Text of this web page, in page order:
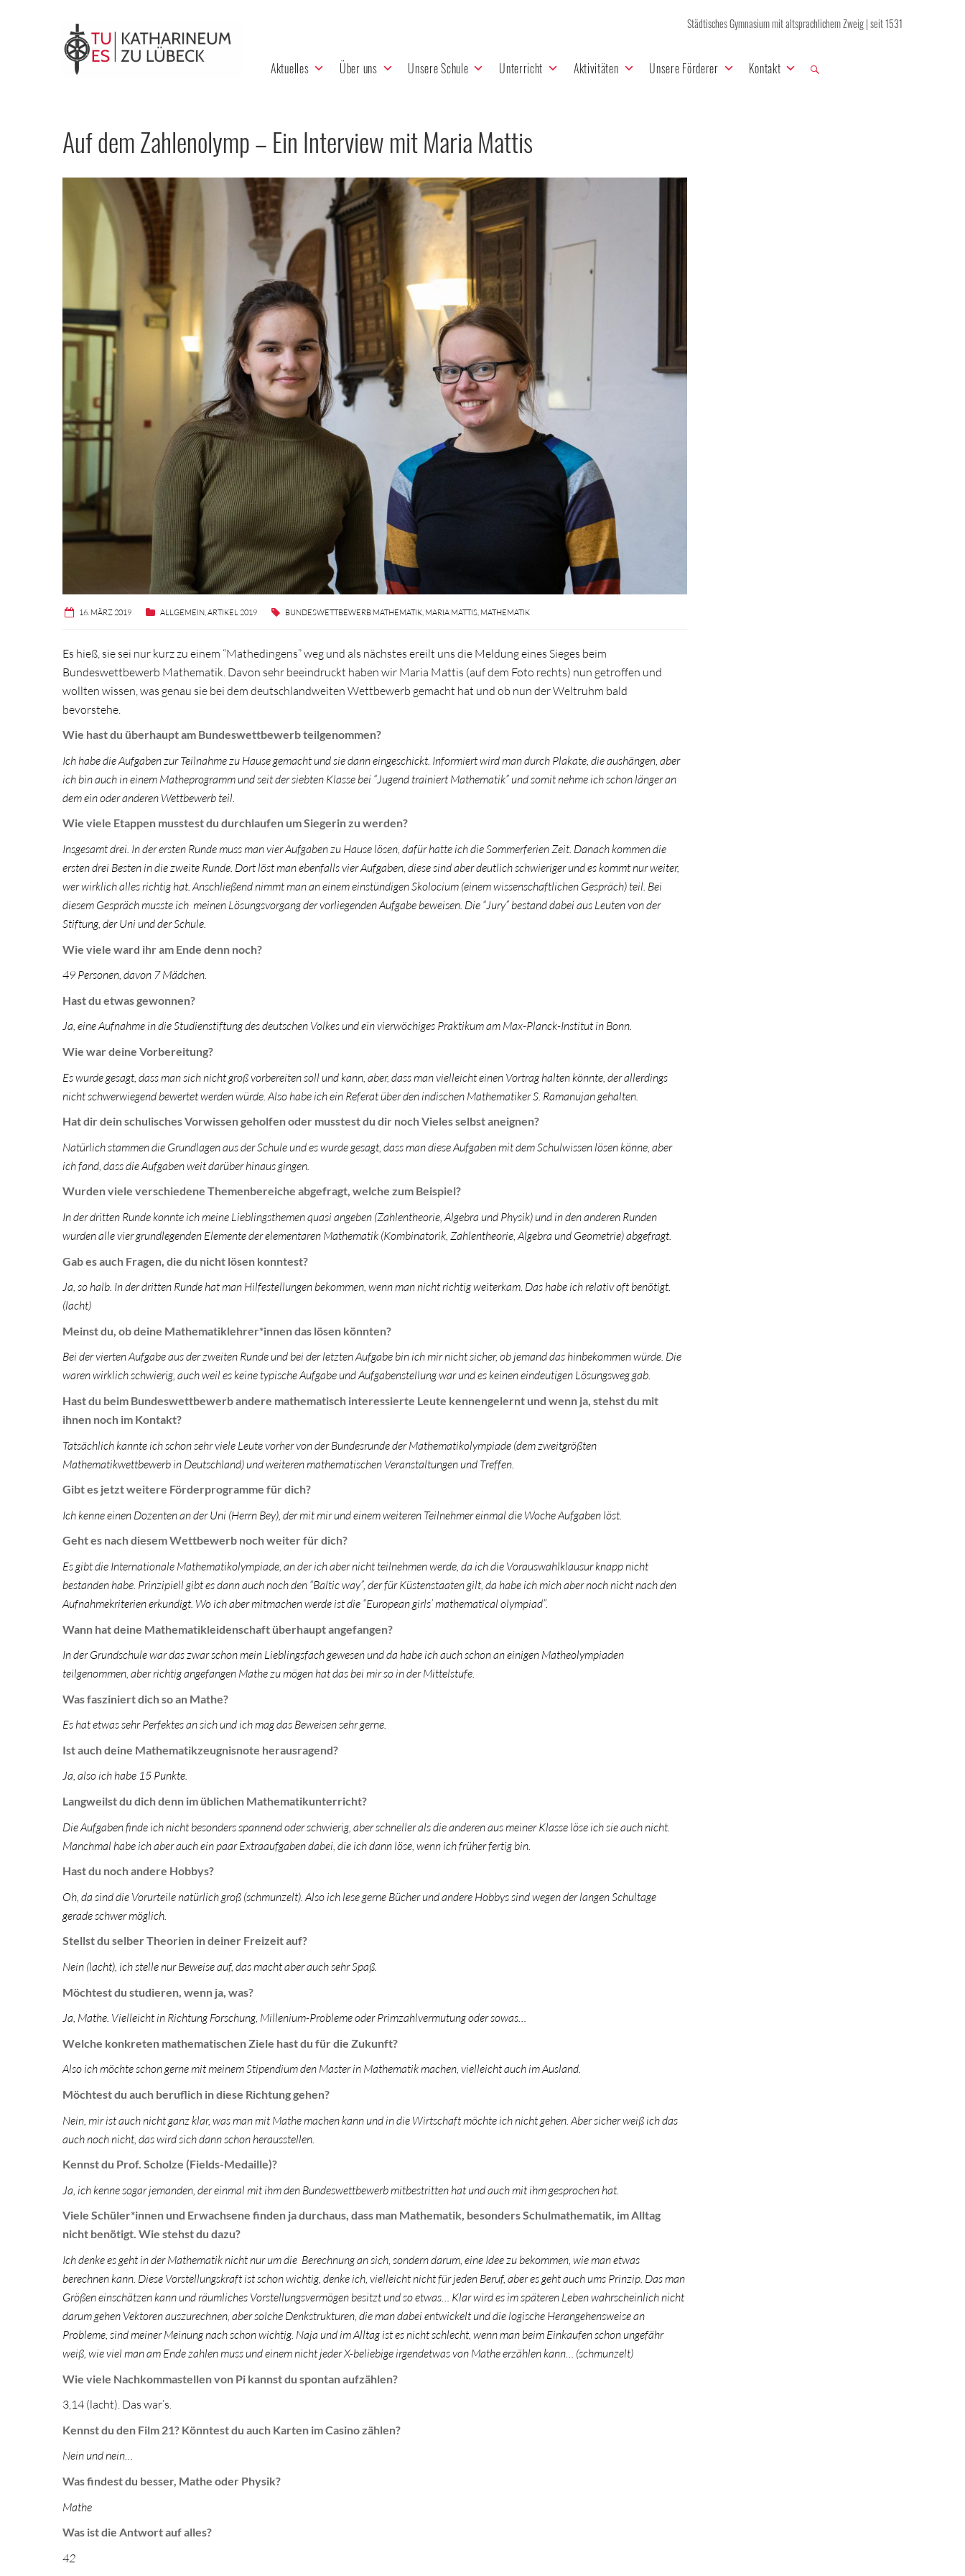
Städtisches Gymnasium mit altsprachlichem Zweig | seit 1531
Aktuelles Über uns Unsere Schule Unterricht Aktivitäten Unsere Förderer Kontakt
Auf dem Zahlenolymp – Ein Interview mit Maria Mattis
16. MÄRZ 2019 ALLGEMEIN,ARTIKEL 2019 BUNDESWETTBEWERB MATHEMATIK, MARIA MATTIS, MATHEMATIK
Es hieß, sie sei nur kurz zu einem “Mathedingens” weg und als nächstes ereilt uns die Meldung eines Sieges beim
Bundeswettbewerb Mathematik. Davon sehr beeindruckt haben wir Maria Mattis (auf dem Foto rechts) nun getroffen und
wollten wissen, was genau sie bei dem deutschlandweiten Wettbewerb gemacht hat und ob nun der Weltruhm bald
bevorstehe.
Wie hast du überhaupt am Bundeswettbewerb teilgenommen?
Ich habe die Aufgaben zur Teilnahme zu Hause gemacht und sie dann eingeschickt. Informiert wird man durch Plakate, die aushängen, aber
ich bin auch in einem Matheprogramm und seit der siebten Klasse bei “Jugend trainiert Mathematik” und somit nehme ich schon länger an
dem ein oder anderen Wettbewerb teil.
Wie viele Etappen musstest du durchlaufen um Siegerin zu werden?
Insgesamt drei. In der ersten Runde muss man vier Aufgaben zu Hause lösen, dafür hatte ich die Sommerferien Zeit. Danach kommen die
ersten drei Besten in die zweite Runde. Dort löst man ebenfalls vier Aufgaben, diese sind aber deutlich schwieriger und es kommt nur weiter,
wer wirklich alles richtig hat. Anschließend nimmt man an einem einstündigen Skolocium (einem wissenschaftlichen Gespräch) teil. Bei
diesem Gespräch musste ich meinen Lösungsvorgang der vorliegenden Aufgabe beweisen. Die “Jury” bestand dabei aus Leuten von der
Stiftung, der Uni und der Schule.
Wie viele ward ihr am Ende denn noch?
49 Personen, davon 7 Mädchen.
Hast du etwas gewonnen?
Ja, eine Aufnahme in die Studienstiftung des deutschen Volkes und ein vierwöchiges Praktikum am Max-Planck-Institut in Bonn.
Wie war deine Vorbereitung?
Es wurde gesagt, dass man sich nicht groß vorbereiten soll und kann, aber, dass man vielleicht einen Vortrag halten könnte, der allerdings
nicht schwerwiegend bewertet werden würde. Also habe ich ein Referat über den indischen Mathematiker S. Ramanujan gehalten.
Hat dir dein schulisches Vorwissen geholfen oder musstest du dir noch Vieles selbst aneignen?
Natürlich stammen die Grundlagen aus der Schule und es wurde gesagt, dass man diese Aufgaben mit dem Schulwissen lösen könne, aber
ich fand, dass die Aufgaben weit darüber hinaus gingen.
Wurden viele verschiedene Themenbereiche abgefragt, welche zum Beispiel?
In der dritten Runde konnte ich meine Lieblingsthemen quasi angeben (Zahlentheorie, Algebra und Physik) und in den anderen Runden
wurden alle vier grundlegenden Elemente der elementaren Mathematik (Kombinatorik, Zahlentheorie, Algebra und Geometrie) abgefragt.
Gab es auch Fragen, die du nicht lösen konntest?
Ja, so halb. In der dritten Runde hat man Hilfestellungen bekommen, wenn man nicht richtig weiterkam. Das habe ich relativ oft benötigt.
(lacht)
Meinst du, ob deine Mathematiklehrer*innen das lösen könnten?
Bei der vierten Aufgabe aus der zweiten Runde und bei der letzten Aufgabe bin ich mir nicht sicher, ob jemand das hinbekommen würde. Die
waren wirklich schwierig, auch weil es keine typische Aufgabe und Aufgabenstellung war und es keinen eindeutigen Lösungsweg gab.
Hast du beim Bundeswettbewerb andere mathematisch interessierte Leute kennengelernt und wenn ja, stehst du mit
ihnen noch im Kontakt?
Tatsächlich kannte ich schon sehr viele Leute vorher von der Bundesrunde der Mathematikolympiade (dem zweitgrößten
Mathematikwettbewerb in Deutschland) und weiteren mathematischen Veranstaltungen und Treffen.
Gibt es jetzt weitere Förderprogramme für dich?
Ich kenne einen Dozenten an der Uni (Herrn Bey), der mit mir und einem weiteren Teilnehmer einmal die Woche Aufgaben löst.
Geht es nach diesem Wettbewerb noch weiter für dich?
Es gibt die Internationale Mathematikolympiade, an der ich aber nicht teilnehmen werde, da ich die Vorauswahlklausur knapp nicht
bestanden habe. Prinzipiell gibt es dann auch noch den “Baltic way”, der für Küstenstaaten gilt, da habe ich mich aber noch nicht nach den
Aufnahmekriterien erkundigt. Wo ich aber mitmachen werde ist die “European girls’ mathematical olympiad”.
Wann hat deine Mathematikleidenschaft überhaupt angefangen?
In der Grundschule war das zwar schon mein Lieblingsfach gewesen und da habe ich auch schon an einigen Matheolympiaden
teilgenommen, aber richtig angefangen Mathe zu mögen hat das bei mir so in der Mittelstufe.
Was fasziniert dich so an Mathe?
Es hat etwas sehr Perfektes an sich und ich mag das Beweisen sehr gerne.
Ist auch deine Mathematikzeugnisnote herausragend?
Ja, also ich habe 15 Punkte.
Langweilst du dich denn im üblichen Mathematikunterricht?
Die Aufgaben finde ich nicht besonders spannend oder schwierig, aber schneller als die anderen aus meiner Klasse löse ich sie auch nicht.
Manchmal habe ich aber auch ein paar Extraaufgaben dabei, die ich dann löse, wenn ich früher fertig bin.
Hast du noch andere Hobbys?
Oh, da sind die Vorurteile natürlich groß (schmunzelt). Also ich lese gerne Bücher und andere Hobbys sind wegen der langen Schultage
gerade schwer möglich.
Stellst du selber Theorien in deiner Freizeit auf?
Nein (lacht), ich stelle nur Beweise auf, das macht aber auch sehr Spaß.
Möchtest du studieren, wenn ja, was?
Ja, Mathe. Vielleicht in Richtung Forschung, Millenium-Probleme oder Primzahlvermutung oder sowas…
Welche konkreten mathematischen Ziele hast du für die Zukunft?
Also ich möchte schon gerne mit meinem Stipendium den Master in Mathematik machen, vielleicht auch im Ausland.
Möchtest du auch beruflich in diese Richtung gehen?
Nein, mir ist auch nicht ganz klar, was man mit Mathe machen kann und in die Wirtschaft möchte ich nicht gehen. Aber sicher weiß ich das
auch noch nicht, das wird sich dann schon herausstellen.
Kennst du Prof. Scholze (Fields-Medaille)?
Ja, ich kenne sogar jemanden, der einmal mit ihm den Bundeswettbewerb mitbestritten hat und auch mit ihm gesprochen hat.
Viele Schüler*innen und Erwachsene finden ja durchaus, dass man Mathematik, besonders Schulmathematik, im Alltag
nicht benötigt. Wie stehst du dazu?
Ich denke es geht in der Mathematik nicht nur um die Berechnung an sich, sondern darum, eine Idee zu bekommen, wie man etwas
berechnen kann. Diese Vorstellungskraft ist schon wichtig, denke ich, vielleicht nicht für jeden Beruf, aber es geht auch ums Prinzip. Das man
Größen einschätzen kann und räumliches Vorstellungsvermögen besitzt und so etwas… Klar wird es im späteren Leben wahrscheinlich nicht
darum gehen Vektoren auszurechnen, aber solche Denkstrukturen, die man dabei entwickelt und die logische Herangehensweise an
Probleme, sind meiner Meinung nach schon wichtig. Naja und im Alltag ist es nicht schlecht, wenn man beim Einkaufen schon ungefähr
weiß, wie viel man am Ende zahlen muss und einem nicht jeder X-beliebige irgendetwas von Mathe erzählen kann… (schmunzelt)
Wie viele Nachkommastellen von Pi kannst du spontan aufzählen?
3,14 (lacht). Das war’s.
Kennst du den Film 21? Könntest du auch Karten im Casino zählen?
Nein und nein…
Was findest du besser, Mathe oder Physik?
Mathe
Was ist die Antwort auf alles?
42